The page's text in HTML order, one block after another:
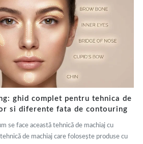
ghid complet pentru tehnica de
si diferente fata de contouring
se face această tehnică de machiaj cu
de machiaj care folosește produse cu